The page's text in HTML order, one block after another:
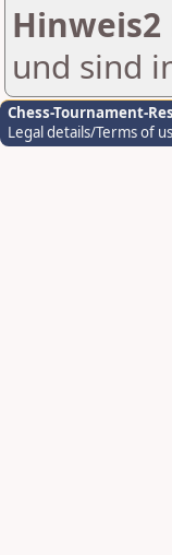
Hinweis2
und sind
Chess-Tournament-
Legal details/Terms of